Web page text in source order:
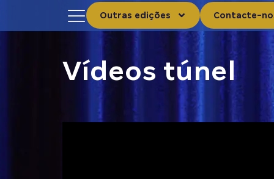
Outras edições Contacte-
Vídeos túnel